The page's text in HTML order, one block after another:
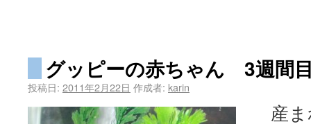
グッピーの赤ちゃん 3週間
投稿日: 2011年2月22日 作成者: karin
産ま